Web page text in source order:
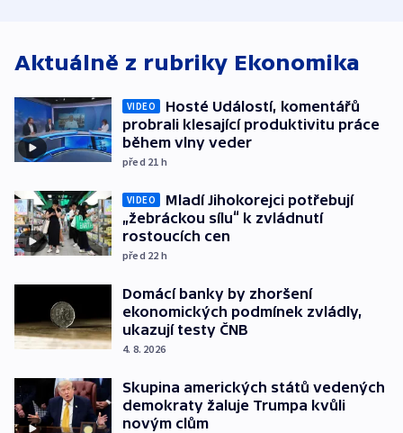
Aktuálně z rubriky Ekonomika
VIDEO
Hosté Událostí, komentářů
probrali klesající produktivitu práce
během vlny veder
před 21 h
VIDEO
Mladí Jihokorejci potřebují
„žebráckou sílu“ k zvládnutí
rostoucích cen
před 22 h
Domácí banky by zhoršení
ekonomických podmínek zvládly,
ukazují testy ČNB
4. 8. 2026
Skupina amerických států vedených
demokraty žaluje Trumpa kvůli
novým clům